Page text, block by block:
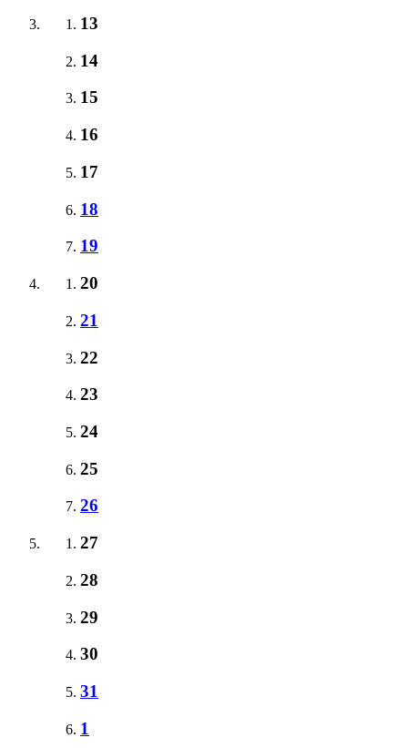
13
14
15
16
17
18
19
20
21
22
23
24
25
26
27
28
29
30
31
1